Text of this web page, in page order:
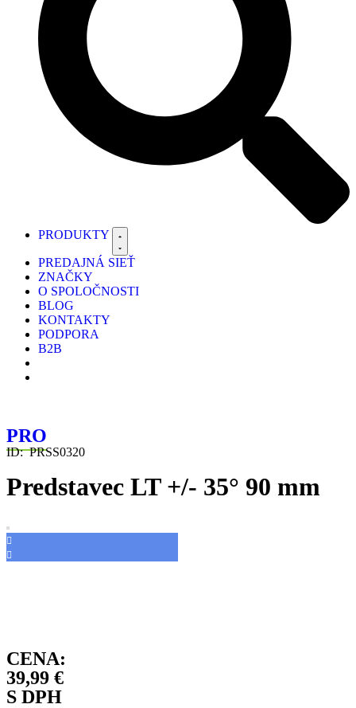
PRODUKTY
PREDAJNÁ SIEŤ
ZNAČKY
O SPOLOČNOSTI
BLOG
KONTAKTY
PODPORA
B2B
PRO
ID: PRSS0320
Predstavec LT +/- 35° 90 mm
CENA:
39,99 €
S DPH